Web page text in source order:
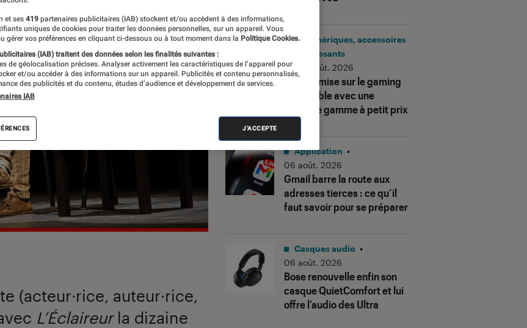
(acteur·rice, auteur·rice,
L’Éclaireurla dizaine
Corsair mise sur le gaming
accessible avec une
nouvelle gamme à petit prix
Périphériques, accessoires
et composants
•
06 août. 2026
Gmail barre la route aux
adresses tierces : ce qu’il
faut savoir pour se préparer
Application •
06 août. 2026
Bose renouvelle enfin son
casque QuietComfort et lui
offre l’audio des Ultra
Casques audio •
06 août. 2026
et ses 419 partenaires publicitaires (IAB) stockent et/ou accèdent à des informations,
uniques de cookies pour traiter les données personnelles, sur un appareil. Vous
gérer vos préférences en cliquant ci-dessous ou à tout moment dans la Politique Cookies.
(IAB) traitent des données selon les finalités suivantes :
de géolocalisation précises. Analyser activement les caractéristiques de l’appareil pour
et/ou accéder à des informations sur un appareil. Publicités et contenu personnalisés,
des publicités et du contenu, études d’audience et développement de services.
IAB
J'ACCEPTE